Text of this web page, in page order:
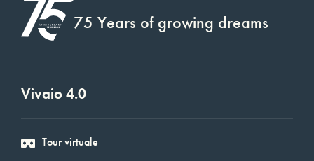
75 Years of growing dreams
Vivaio 4.0
Tour virtuale